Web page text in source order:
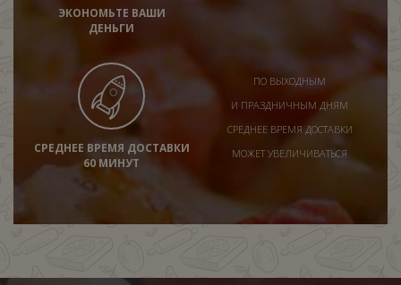
ЭКОНОМЬТЕ ВАШИ
ДЕНЬГИ
СРЕДНЕЕ ВРЕМЯ ДОСТАВКИ
60 МИНУТ
ПО ВЫХОДНЫМ
И ПРАЗДНИЧНЫМ ДНЯМ
СРЕДНЕЕ ВРЕМЯ ДОСТАВКИ
МОЖЕТ УВЕЛИЧИВАТЬСЯ